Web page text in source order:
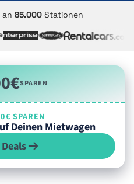
an 85.000 Stationen
SPAREN
SPAREN
Deinen Mietwagen